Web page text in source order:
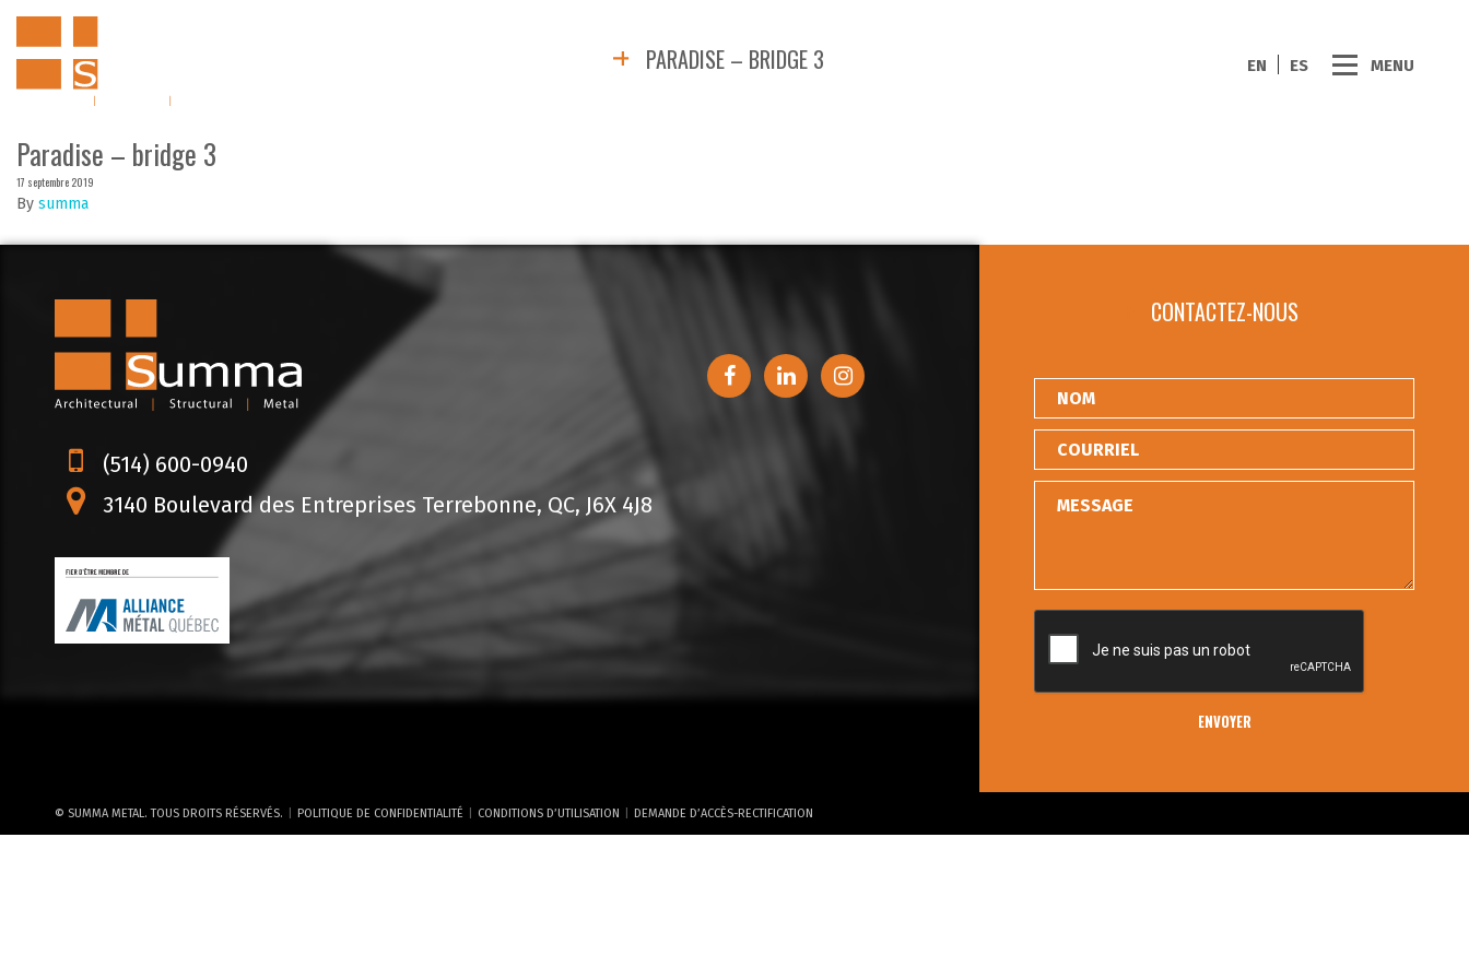
PARADISE – BRIDGE 3 EN ES MENU
Paradise – bridge 3
17 septembre 2019
By summa
(514) 600-0940
3140 Boulevard des Entreprises Terrebonne, QC, J6X 4J8
CONTACTEZ-NOUS
© SUMMA METAL. TOUS DROITS RÉSERVÉS. | POLITIQUE DE CONFIDENTIALITÉ | CONDITIONS D’UTILISATION | DEMANDE D’ACCÈS-RECTIFICATION